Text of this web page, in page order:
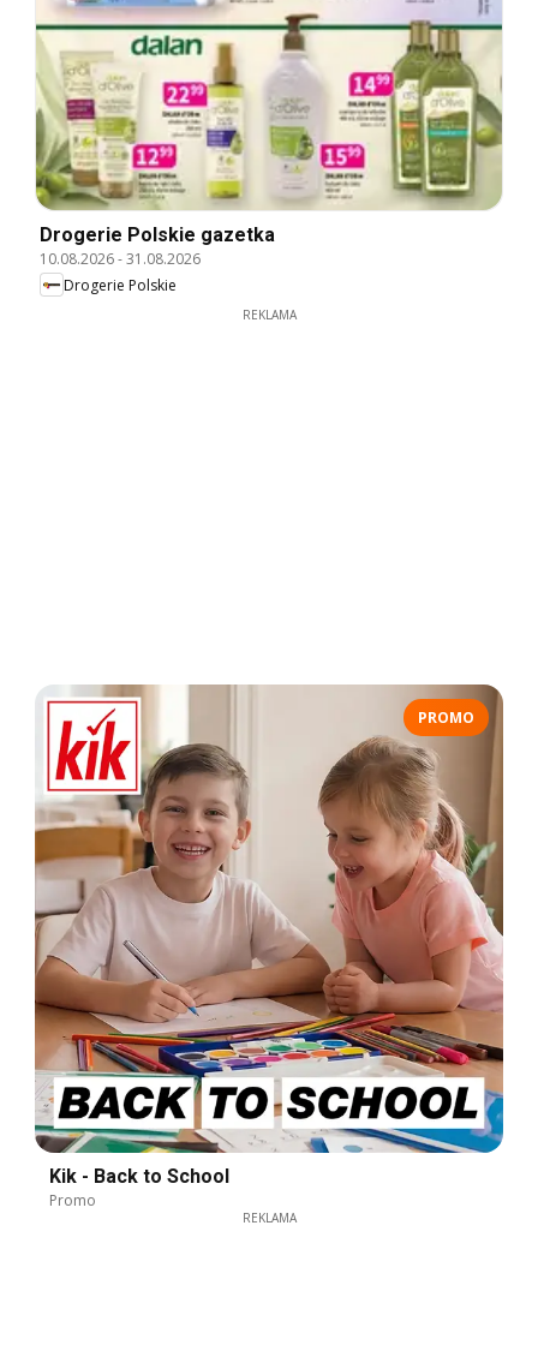
Drogerie Polskie gazetka
10.08.2026-31.08.2026
Drogerie Polskie
REKLAMA
PROMO
Kik - Back to School
Promo
REKLAMA